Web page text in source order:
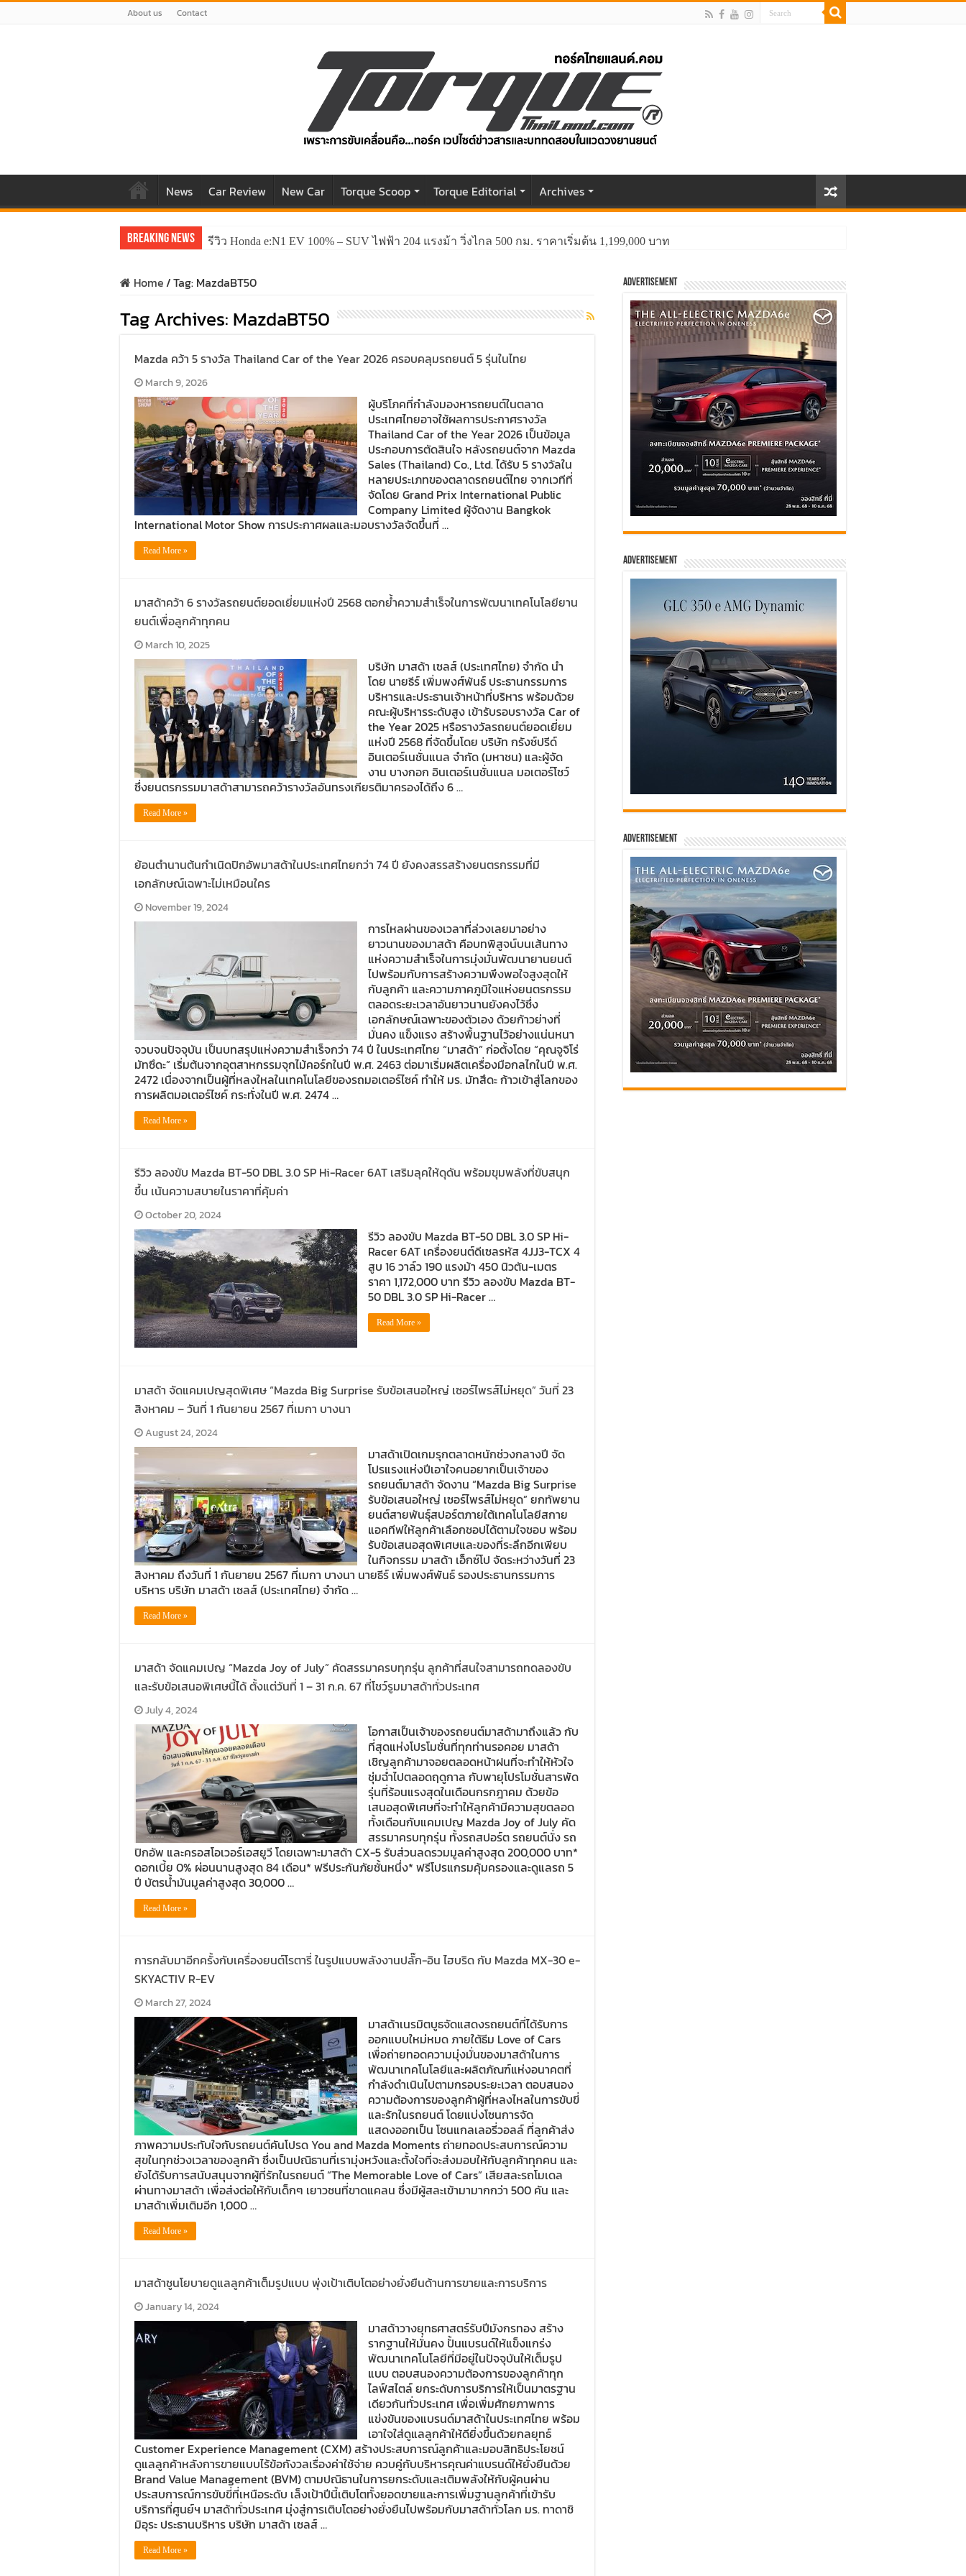
About us Contact
News Car Review New Car Torque Scoop Torque Editorial Archives
Breaking News รีวิว Honda e:N1 EV 100% – SUV ไฟฟ้า 204 แรงม้า วิ่งไกล 500 กม. ราคาเริ่มต้น 1,199,000 บาท
Home/Tag: MazdaBT50
Tag Archives: MazdaBT50
Mazda คว้า 5 รางวัล Thailand Car of the Year 2026 ครอบคลุมรถยนต์ 5 รุ่นในไทย
March 9, 2026
ผู้บริโภคที่กำลังมองหารถยนต์ในตลาด
ประเทศไทยอาจใช้ผลการประกาศรางวัล
Thailand Car of the Year 2026 เป็นข้อมูล
ประกอบการตัดสินใจ หลังรถยนต์จาก Mazda
Sales (Thailand) Co., Ltd. ได้รับ 5 รางวัลใน
หลายประเภทของตลาดรถยนต์ไทย จากเวทีที่
จัดโดย Grand Prix International Public
Company Limited ผู้จัดงาน Bangkok
International Motor Show การประกาศผลและมอบรางวัลจัดขึ้นที่ …
Read More »
มาสด้าคว้า 6 รางวัลรถยนต์ยอดเยี่ยมแห่งปี 2568 ตอกย้ำความสำเร็จในการพัฒนาเทคโนโลยียาน
ยนต์เพื่อลูกค้าทุกคน
March 10, 2025
บริษัท มาสด้า เซลส์ (ประเทศไทย) จำกัด นำ
โดย นายธีร์ เพิ่มพงศ์พันธ์ ประธานกรรมการ
บริหารและประธานเจ้าหน้าที่บริหาร พร้อมด้วย
คณะผู้บริหารระดับสูง เข้ารับรอบรางวัล Car of
the Year 2025 หรือรางวัลรถยนต์ยอดเยี่ยม
แห่งปี 2568 ที่จัดขึ้นโดย บริษัท กรังซ์ปรีด์
อินเตอร์เนชั่นแนล จำกัด (มหาชน) และผู้จัด
งาน บางกอก อินเตอร์เนชั่นแนล มอเตอร์โชว์
ซึ่งยนตรกรรมมาสด้าสามารถคว้ารางวัลอันทรงเกียรติมาครองได้ถึง 6 …
Read More »
ย้อนตำนานต้นกำเนิดปิกอัพมาสด้าในประเทศไทยกว่า 74 ปี ยังคงสรรสร้างยนตรกรรมที่มี
เอกลักษณ์เฉพาะไม่เหมือนใคร
November 19, 2024
การไหลผ่านของเวลาที่ล่วงเลยมาอย่าง
ยาวนานของมาสด้า คือบทพิสูจน์บนเส้นทาง
แห่งความสำเร็จในการมุ่งมั่นพัฒนายานยนต์
ไปพร้อมกับการสร้างความพึงพอใจสูงสุดให้
กับลูกค้า และความภาคภูมิใจแห่งยนตรกรรม
ตลอดระยะเวลาอันยาวนานยังคงไว้ซึ่ง
เอกลักษณ์เฉพาะของตัวเอง ด้วยก้าวย่างที่
มั่นคง แข็งแรง สร้างพื้นฐานไว้อย่างแน่นหนา
จวบจนปัจจุบัน เป็นบทสรุปแห่งความสำเร็จกว่า 74 ปี ในประเทศไทย “มาสด้า” ก่อตั้งโดย “คุณจูจิโร่
มัทซึดะ” เริ่มต้นจากอุตสาหกรรมจุกไม้คอร์กในปี พ.ศ. 2463 ต่อมาเริ่มผลิตเครื่องมือกลไกในปี พ.ศ.
2472 เนื่องจากเป็นผู้ที่หลงใหลในเทคโนโลยีของรถมอเตอร์ไซค์ ทำให้ มร. มัทสึดะ ก้าวเข้าสู่โลกของ
การผลิตมอเตอร์ไซค์ กระทั่งในปี พ.ศ. 2474 …
Read More »
รีวิว ลองขับ Mazda BT-50 DBL 3.0 SP Hi-Racer 6AT เสริมลุคให้ดุดัน พร้อมขุมพลังที่ขับสนุก
ขึ้น เน้นความสบายในราคาที่คุ้มค่า
October 20, 2024
รีวิว ลองขับ Mazda BT-50 DBL 3.0 SP Hi-
Racer 6AT เครื่องยนต์ดีเซลรหัส 4JJ3-TCX 4
สูบ 16 วาล์ว 190 แรงม้า 450 นิวตัน-เมตร
ราคา 1,172,000 บาท รีวิว ลองขับ Mazda BT-
50 DBL 3.0 SP Hi-Racer …
Read More »
มาสด้า จัดแคมเปญสุดพิเศษ “Mazda Big Surprise รับข้อเสนอใหญ่ เซอร์ไพรส์ไม่หยุด” วันที่ 23
สิงหาคม – วันที่ 1 กันยายน 2567 ที่เมกา บางนา
August 24, 2024
มาสด้าเปิดเกมรุกตลาดหนักช่วงกลางปี จัด
โปรแรงแห่งปีเอาใจคนอยากเป็นเจ้าของ
รถยนต์มาสด้า จัดงาน “Mazda Big Surprise
รับข้อเสนอใหญ่ เซอร์ไพรส์ไม่หยุด” ยกทัพยาน
ยนต์สายพันธุ์สปอร์ตภายใต้เทคโนโลยีสกาย
แอคทีฟให้ลูกค้าเลือกชอปได้ตามใจชอบ พร้อม
รับข้อเสนอสุดพิเศษและของที่ระลึกอีกเพียบ
ในกิจกรรม มาสด้า เอ็กซ์โป จัดระหว่างวันที่ 23
สิงหาคม ถึงวันที่ 1 กันยายน 2567 ที่เมกา บางนา นายธีร์ เพิ่มพงศ์พันธ์ รองประธานกรรมการ
บริหาร บริษัท มาสด้า เซลส์ (ประเทศไทย) จำกัด …
Read More »
มาสด้า จัดแคมเปญ “Mazda Joy of July” คัดสรรมาครบทุกรุ่น ลูกค้าที่สนใจสามารถทดลองขับ
และรับข้อเสนอพิเศษนี้ได้ ตั้งแต่วันที่ 1 – 31 ก.ค. 67 ที่โชว์รูมมาสด้าทั่วประเทศ
July 4, 2024
โอกาสเป็นเจ้าของรถยนต์มาสด้ามาถึงแล้ว กับ
ที่สุดแห่งโปรโมชั่นที่ทุกท่านรอคอย มาสด้า
เชิญลูกค้ามาจอยตลอดหน้าฝนที่จะทำให้หัวใจ
ชุ่มฉ่ำไปตลอดฤดูกาล กับพายุโปรโมชั่นสารพัด
รุ่นที่ร้อนแรงสุดในเดือนกรกฎาคม ด้วยข้อ
เสนอสุดพิเศษที่จะทำให้ลูกค้ามีความสุขตลอด
ทั้งเดือนกับแคมเปญ Mazda Joy of July คัด
สรรมาครบทุกรุ่น ทั้งรถสปอร์ต รถยนต์นั่ง รถ
ปิกอัพ และครอสโอเวอร์เอสยูวี โดยเฉพาะมาสด้า CX-5 รับส่วนลดรวมมูลค่าสูงสุด 200,000 บาท*
ดอกเบี้ย 0% ผ่อนนานสูงสุด 84 เดือน* ฟรีประกันภัยชั้นหนึ่ง* ฟรีโปรแกรมคุ้มครองและดูแลรถ 5
ปี บัตรน้ำมันมูลค่าสูงสุด 30,000 …
Read More »
การกลับมาอีกครั้งกับเครื่องยนต์โรตารี่ ในรูปแบบพลังงานปลั๊ก-อิน ไฮบริด กับ Mazda MX-30 e-
SKYACTIV R-EV
March 27, 2024
มาสด้าเนรมิตบูธจัดแสดงรถยนต์ที่ได้รับการ
ออกแบบใหม่หมด ภายใต้ธีม Love of Cars
เพื่อถ่ายทอดความมุ่งมั่นของมาสด้าในการ
พัฒนาเทคโนโลยีและผลิตภัณฑ์แห่งอนาคตที่
กำลังดำเนินไปตามกรอบระยะเวลา ตอบสนอง
ความต้องการของลูกค้าผู้ที่หลงไหลในการขับขี่
และรักในรถยนต์ โดยแบ่งโซนการจัด
แสดงออกเป็น โซนแกลเลอรี่วอลล์ ที่ลูกค้าส่ง
ภาพความประทับใจกับรถยนต์คันโปรด You and Mazda Moments ถ่ายทอดประสบการณ์ความ
สุขในทุกช่วงเวลาของลูกค้า ซึ่งเป็นปณิธานที่เรามุ่งหวังและตั้งใจที่จะส่งมอบให้กับลูกค้าทุกคน และ
ยังได้รับการสนับสนุนจากผู้ที่รักในรถยนต์ “The Memorable Love of Cars” เสียสละรถโมเดล
ผ่านทางมาสด้า เพื่อส่งต่อให้กับเด็กๆ เยาวชนที่ขาดแคลน ซึ่งมีผู้สละเข้ามามากกว่า 500 คัน และ
มาสด้าเพิ่มเติมอีก 1,000 …
Read More »
มาสด้าชูนโยบายดูแลลูกค้าเต็มรูปแบบ พุ่งเป้าเติบโตอย่างยั่งยืนด้านการขายและการบริการ
January 14, 2024
มาสด้าวางยุทธศาสตร์รับปีมังกรทอง สร้าง
รากฐานให้มั่นคง ปั้นแบรนด์ให้แข็งแกร่ง
พัฒนาเทคโนโลยีที่มีอยู่ในปัจจุบันให้เต็มรูป
แบบ ตอบสนองความต้องการของลูกค้าทุก
ไลฟ์สไตล์ ยกระดับการบริการให้เป็นมาตรฐาน
เดียวกันทั่วประเทศ เพื่อเพิ่มศักยภาพการ
แข่งขันของแบรนด์มาสด้าในประเทศไทย พร้อม
เอาใจใส่ดูแลลูกค้าให้ดียิ่งขึ้นด้วยกลยุทธ์
Customer Experience Management (CXM) สร้างประสบการณ์ลูกค้าและมอบสิทธิประโยชน์
ดูแลลูกค้าหลังการขายแบบไร้ข้อกังวลเรื่องค่าใช้จ่าย ควบคู่กับบริหารคุณค่าแบรนด์ให้ยั่งยืนด้วย
Brand Value Management (BVM) ตามปณิธานในการยกระดับและเติมพลังให้กับผู้คนผ่าน
ประสบการณ์การขับขี่ที่เหนือระดับ เล็งเป้าปีนี้เติบโตทั้งยอดขายและการเพิ่มฐานลูกค้าที่เข้ารับ
บริการที่ศูนย์ฯ มาสด้าทั่วประเทศ มุ่งสู่การเติบโตอย่างยั่งยืนไปพร้อมกับมาสด้าทั่วโลก มร. ทาดาชิ
มิอุระ ประธานบริหาร บริษัท มาสด้า เซลส์ …
Read More »
Advertisement
Advertisement
Advertisement